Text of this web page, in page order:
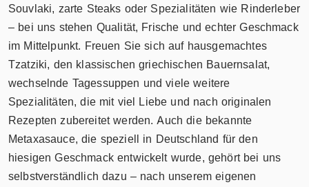
Souvlaki, zarte Steaks oder Spezialitäten wie Rinderleber
– bei uns stehen Qualität, Frische und echter Geschmack
im Mittelpunkt. Freuen Sie sich auf hausgemachtes
Tzatziki, den klassischen griechischen Bauernsalat,
wechselnde Tagessuppen und viele weitere
Spezialitäten, die mit viel Liebe und nach originalen
Rezepten zubereitet werden. Auch die bekannte
Metaxasauce, die speziell in Deutschland für den
hiesigen Geschmack entwickelt wurde, gehört bei uns
selbstverständlich dazu – nach unserem eigenen